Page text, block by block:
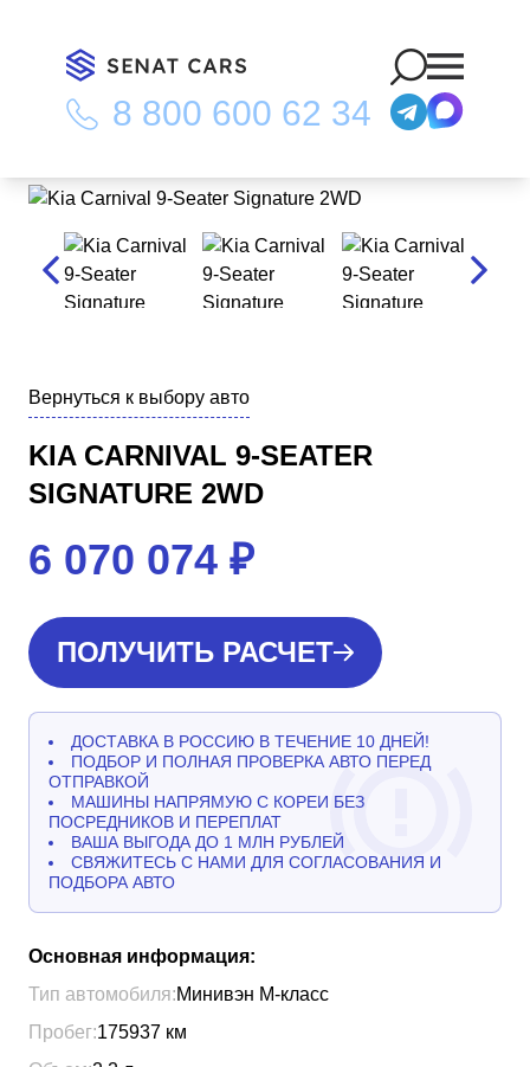
8 800 600 62 34
Главная Каталог/Kia Carnival 9-Seater Signature 2WD
Вернуться к выбору авто
KIA CARNIVAL 9-SEATER
SIGNATURE 2WD
6 070 074 ₽
ПОЛУЧИТЬ РАСЧЕТ
ДОСТАВКА В РОССИЮ В ТЕЧЕНИЕ 10 ДНЕЙ!
ПОДБОР И ПОЛНАЯ ПРОВЕРКА АВТО ПЕРЕД
ОТПРАВКОЙ
МАШИНЫ НАПРЯМУЮ С КОРЕИ БЕЗ
ПОСРЕДНИКОВ И ПЕРЕПЛАТ
ВАША ВЫГОДА ДО 1 МЛН РУБЛЕЙ
СВЯЖИТЕСЬ С НАМИ ДЛЯ СОГЛАСОВАНИЯ И
ПОДБОРА АВТО
Основная информация:
Тип автомобиля:Минивэн М-класс
Пробег:175937 км